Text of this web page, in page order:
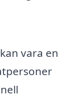
vara en